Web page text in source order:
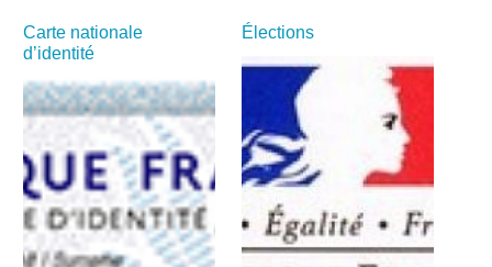
Carte nationale
d’identité
Élections